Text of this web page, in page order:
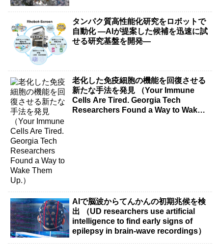
タンパク質高性能化研究をロボットで
自動化 ―AIが提案した候補を迅速に試
せる研究基盤を開発―
老化した免疫細胞の機能を回復させる
新たな手法を発見 （Your Immune
Cells Are Tired. Georgia Tech
Researchers Found a Way to Wake
AIで脳波からてんかんの初期兆候を検
出 （UD researchers use artificial
intelligence to find early signs of
epilepsy in brain-wave recordings）